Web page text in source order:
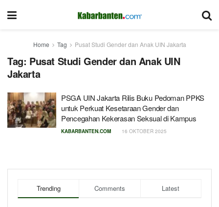
Home Tag Pusat Studi Gender dan Anak UIN Jakarta
Tag: Pusat Studi Gender dan Anak UIN
Jakarta
PSGA UIN Jakarta Rilis Buku Pedoman PPKS
untuk Perkuat Kesetaraan Gender dan
Pencegahan Kekerasan Seksual di Kampus
KABARBANTEN.COM 16 OKTOBER 2025
Trending Comments Latest